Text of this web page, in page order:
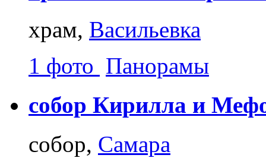
храм, Васильевка
1 фото Панорамы
собор Кирилла и
собор, Самара